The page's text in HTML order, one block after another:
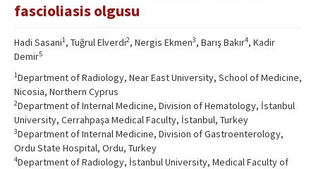
fascioliasis olgusu
Hadi Sasani1, Tuğrul Elverdi2, Nergis Ekmen3, Barış Bakır4, Kadir
Demir5
1Department of Radiology, Near East University, School of Medicine,
Nicosia, Northern Cyprus
2Department of Internal Medicine, Division of Hematology, İstanbul
University, Cerrahpaşa Medical Faculty, İstanbul, Turkey
3Department of Internal Medicine, Division of Gastroenterology,
Ordu State Hospital, Ordu, Turkey
4Department of Radiology, İstanbul University, Medical Faculty of